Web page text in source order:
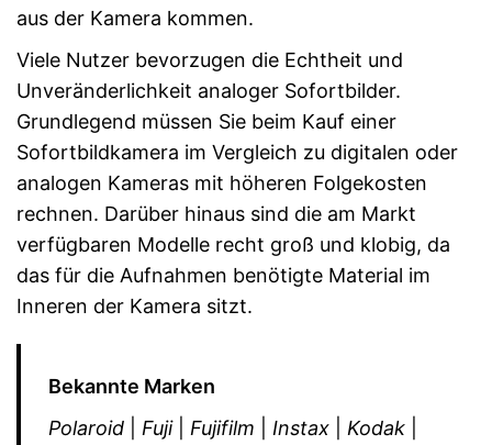
aus der Kamera kommen.
Viele Nutzer bevorzugen die Echtheit und
Unveränderlichkeit analoger Sofortbilder.
Grundlegend müssen Sie beim Kauf einer
Sofortbildkamera im Vergleich zu digitalen oder
analogen Kameras mit höheren Folgekosten
rechnen. Darüber hinaus sind die am Markt
verfügbaren Modelle recht groß und klobig, da
das für die Aufnahmen benötigte Material im
Inneren der Kamera sitzt.
Bekannte Marken
Polaroid
Fuji| Fujifilm Instax Kodak